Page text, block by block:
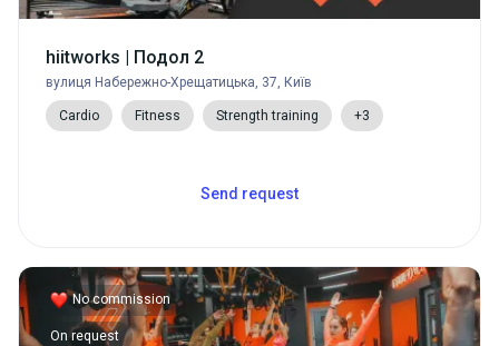
hiitworks | Подол 2
вулиця Набережно-Хрещатицька, 37, Київ
Cardio Fitness Strength training +3
Send request
No commission
On request